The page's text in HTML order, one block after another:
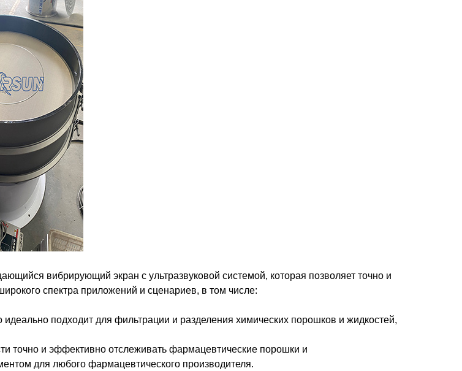
вибрирующий экран с ультразвуковой системой, которая позволяет точно и
спектра приложений и сценариев, в том числе:
подходит для фильтрации и разделения химических порошков и жидкостей,
точно и эффективно отслеживать фармацевтические порошки и
для любого фармацевтического производителя.